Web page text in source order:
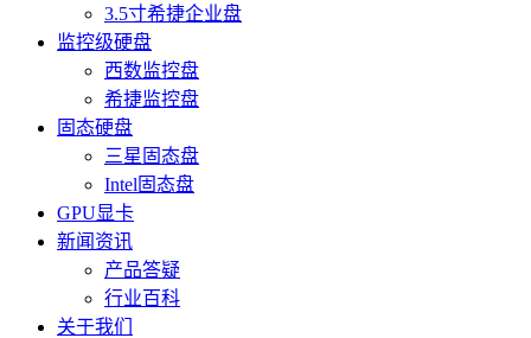
3.5寸希捷企业盘
监控级硬盘
西数监控盘
希捷监控盘
固态硬盘
三星固态盘
Intel固态盘
GPU显卡
新闻资讯
产品答疑
行业百科
关于我们